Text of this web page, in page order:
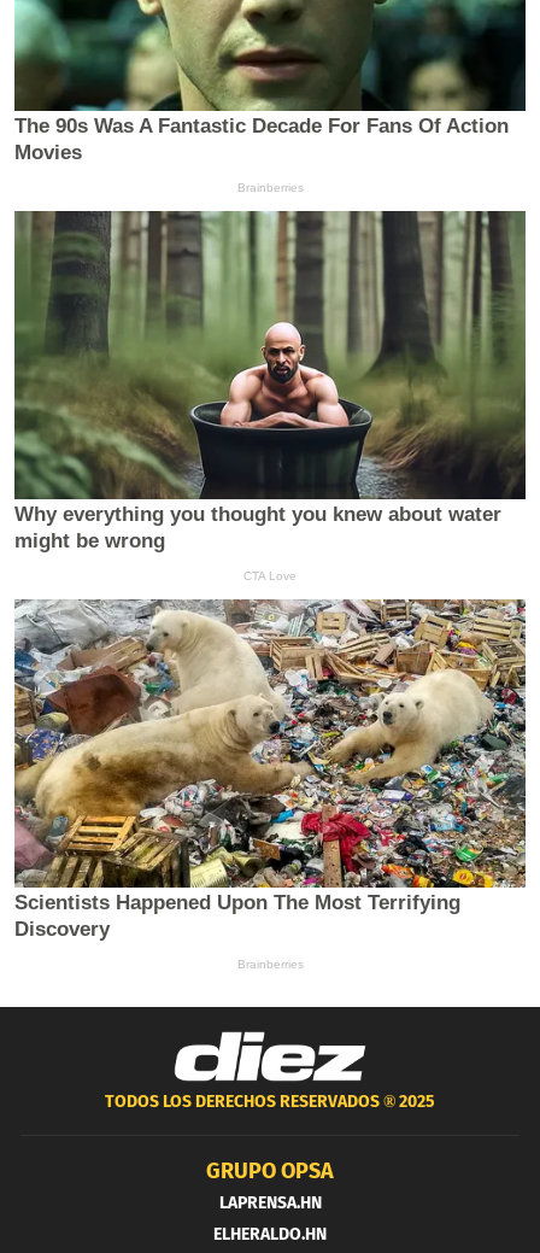
TODOS LOS DERECHOS RESERVADOS ®2025
GRUPO OPSA
LAPRENSA.HN
ELHERALDO.HN